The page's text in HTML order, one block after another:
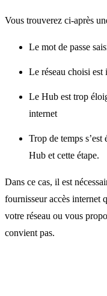
Vous trouverez ci-après
Le mot de passe
Le réseau choisi est
Le Hub est trop
internet
Trop de temps
Hub et cette étape.
Dans ce cas, il est
fournisseur accès internet
votre réseau ou vous
convient pas.